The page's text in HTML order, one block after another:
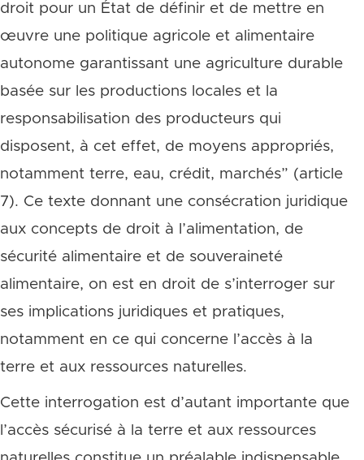
droit pour un État de définir et de mettre en
œuvre une politique agricole et alimentaire
autonome garantissant une agriculture durable
basée sur les productions locales et la
responsabilisation des producteurs qui
disposent, à cet effet, de moyens appropriés,
notamment terre, eau, crédit, marchés” (article
7). Ce texte donnant une consécration juridique
aux concepts de droit à l’alimentation, de
sécurité alimentaire et de souveraineté
alimentaire, on est en droit de s’interroger sur
ses implications juridiques et pratiques,
notamment en ce qui concerne l’accès à la
terre et aux ressources naturelles.
Cette interrogation est d’autant importante que
l’accès sécurisé à la terre et aux ressources